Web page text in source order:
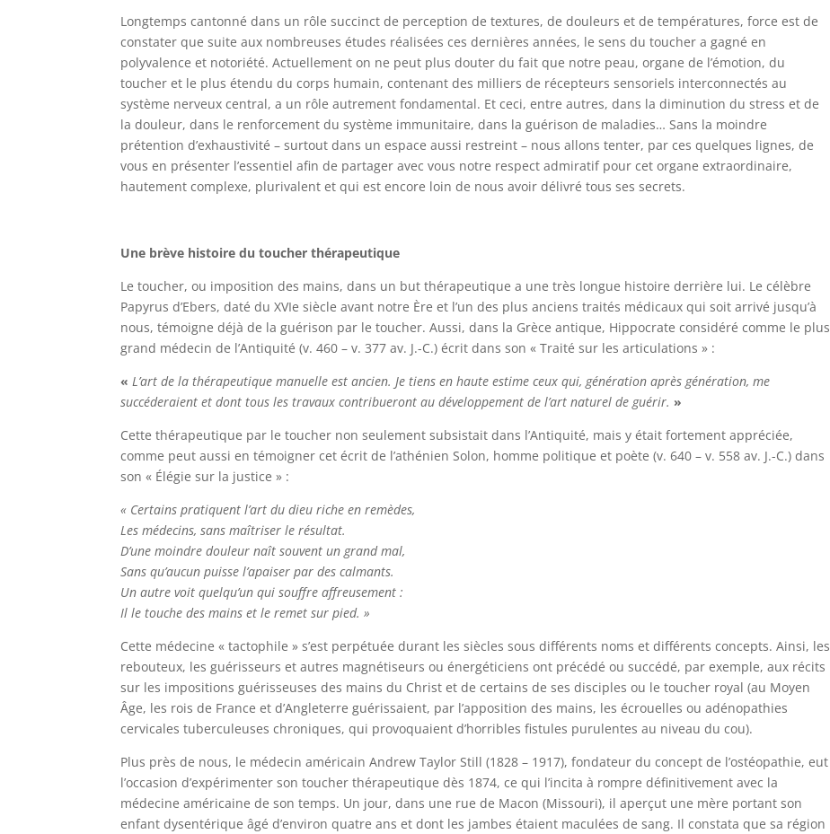
Longtemps cantonné dans un rôle succinct de perception de textures, de douleurs et de températures, force est de
constater que suite aux nombreuses études réalisées ces dernières années, le sens du toucher a gagné en
polyvalence et notoriété. Actuellement on ne peut plus douter du fait que notre peau, organe de l’émotion, du
toucher et le plus étendu du corps humain, contenant des milliers de récepteurs sensoriels interconnectés au
système nerveux central, a un rôle autrement fondamental. Et ceci, entre autres, dans la diminution du stress et de
la douleur, dans le renforcement du système immunitaire, dans la guérison de maladies… Sans la moindre
prétention d’exhaustivité – surtout dans un espace aussi restreint – nous allons tenter, par ces quelques lignes, de
vous en présenter l’essentiel afin de partager avec vous notre respect admiratif pour cet organe extraordinaire,
hautement complexe, plurivalent et qui est encore loin de nous avoir délivré tous ses secrets.
Une brève histoire du toucher thérapeutique
Le toucher, ou imposition des mains, dans un but thérapeutique a une très longue histoire derrière lui. Le célèbre
Papyrus d’Ebers, daté du XVIe siècle avant notre Ère et l’un des plus anciens traités médicaux qui soit arrivé jusqu’à
nous, témoigne déjà de la guérison par le toucher. Aussi, dans la Grèce antique, Hippocrate considéré comme le plus
grand médecin de l’Antiquité (v. 460 – v. 377 av. J.-C.) écrit dans son « Traité sur les articulations » :
« L’art de la thérapeutique manuelle est ancien. Je tiens en haute estime ceux qui, génération après génération, me
succéderaient et dont tous les travaux contribueront au développement de l’art naturel de guérir. »
Cette thérapeutique par le toucher non seulement subsistait dans l’Antiquité, mais y était fortement appréciée,
comme peut aussi en témoigner cet écrit de l’athénien Solon, homme politique et poète (v. 640 – v. 558 av. J.-C.) dans
son « Élégie sur la justice » :
« Certains pratiquent l’art du dieu riche en remèdes,
Les médecins, sans maîtriser le résultat.
D’une moindre douleur naît souvent un grand mal,
Sans qu’aucun puisse l’apaiser par des calmants.
Un autre voit quelqu’un qui souffre affreusement :
Il le touche des mains et le remet sur pied. »
Cette médecine « tactophile » s’est perpétuée durant les siècles sous différents noms et différents concepts. Ainsi, les
rebouteux, les guérisseurs et autres magnétiseurs ou énergéticiens ont précédé ou succédé, par exemple, aux récits
sur les impositions guérisseuses des mains du Christ et de certains de ses disciples ou le toucher royal (au Moyen
Âge, les rois de France et d’Angleterre guérissaient, par l’apposition des mains, les écrouelles ou adénopathies
cervicales tuberculeuses chroniques, qui provoquaient d’horribles fistules purulentes au niveau du cou).
Plus près de nous, le médecin américain Andrew Taylor Still (1828 – 1917), fondateur du concept de l’ostéopathie, eut
l’occasion d’expérimenter son toucher thérapeutique dès 1874, ce qui l’incita à rompre définitivement avec la
médecine américaine de son temps. Un jour, dans une rue de Macon (Missouri), il aperçut une mère portant son
enfant dysentérique âgé d’environ quatre ans et dont les jambes étaient maculées de sang. Il constata que sa région